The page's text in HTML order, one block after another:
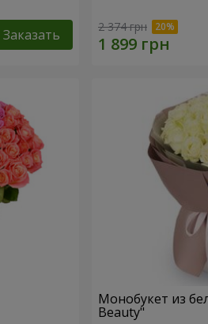
Заказать 2 374 грн
Монобукет из
Beauty"